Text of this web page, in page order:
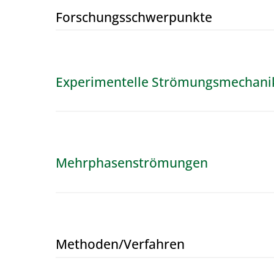
Forschungs­schwerpunkte
Experimentelle
Mehrphasenströmungen
Methoden/​Verfahren